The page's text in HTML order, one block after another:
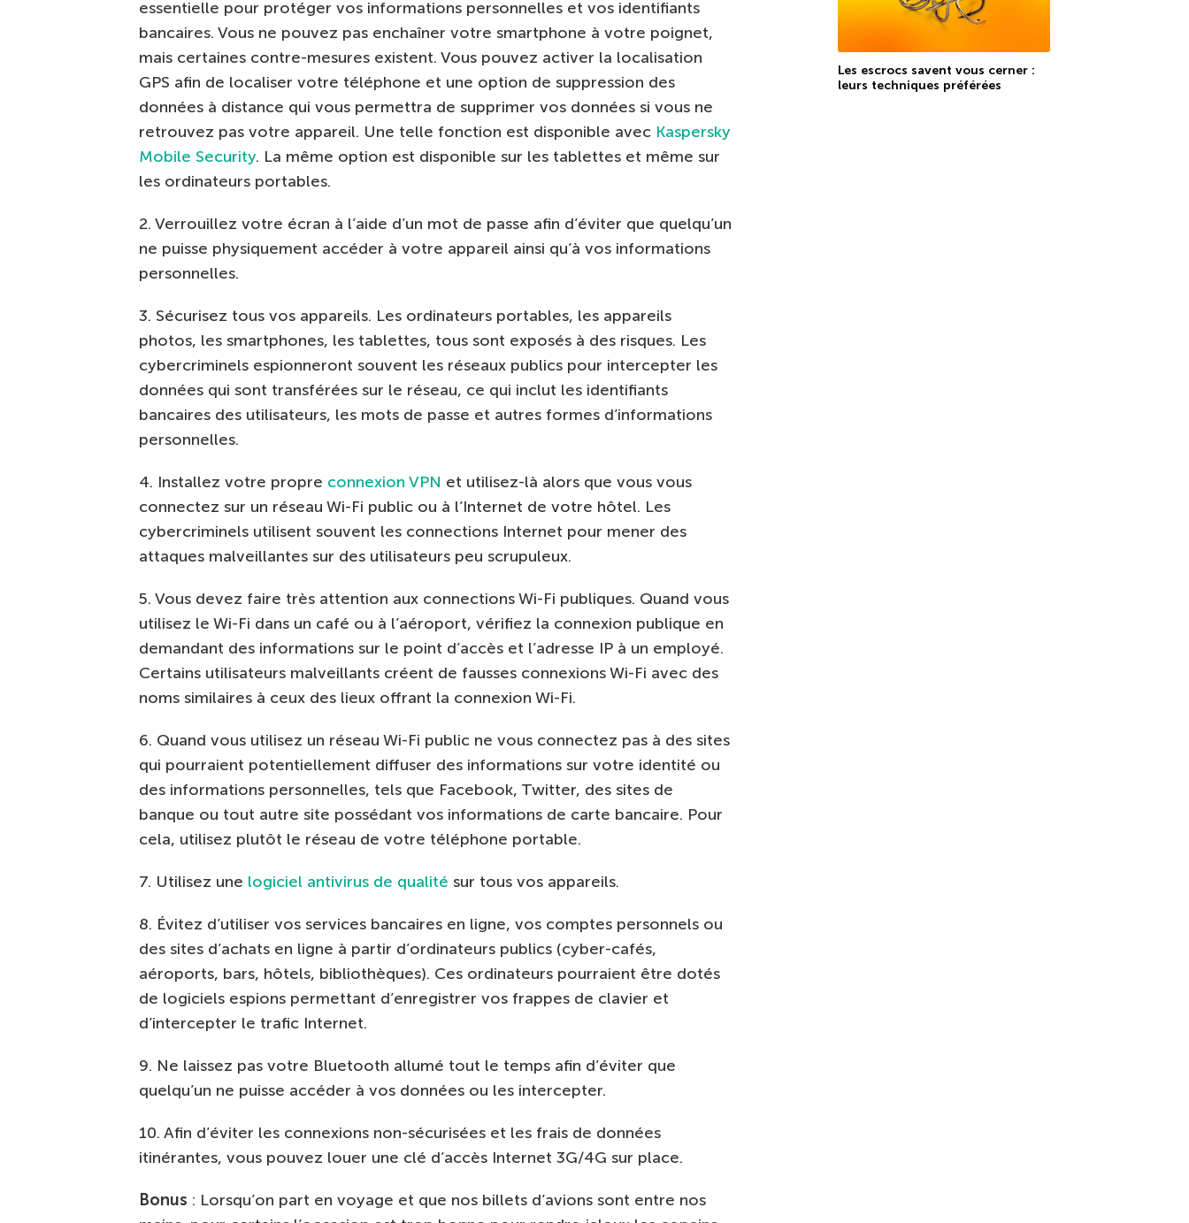
essentielle pour protéger vos informations personnelles et vos identifiants
bancaires. Vous ne pouvez pas enchaîner votre smartphone à votre poignet,
mais certaines contre-mesures existent. Vous pouvez activer la localisation
GPS afin de localiser votre téléphone et une option de suppression des
données à distance qui vous permettra de supprimer vos données si vous ne
retrouvez pas votre appareil. Une telle fonction est disponible avec Kaspersky
Mobile Security. La même option est disponible sur les tablettes et même sur
les ordinateurs portables.
2. Verrouillez votre écran à l’aide d’un mot de passe afin d’éviter que quelqu’un
ne puisse physiquement accéder à votre appareil ainsi qu’à vos informations
personnelles.
3. Sécurisez tous vos appareils. Les ordinateurs portables, les appareils
photos, les smartphones, les tablettes, tous sont exposés à des risques. Les
cybercriminels espionneront souvent les réseaux publics pour intercepter les
données qui sont transférées sur le réseau, ce qui inclut les identifiants
bancaires des utilisateurs, les mots de passe et autres formes d’informations
personnelles.
4. Installez votre propre connexion VPN et utilisez-là alors que vous vous
connectez sur un réseau Wi-Fi public ou à l’Internet de votre hôtel. Les
cybercriminels utilisent souvent les connections Internet pour mener des
attaques malveillantes sur des utilisateurs peu scrupuleux.
5. Vous devez faire très attention aux connections Wi-Fi publiques. Quand vous
utilisez le Wi-Fi dans un café ou à l’aéroport, vérifiez la connexion publique en
demandant des informations sur le point d’accès et l’adresse IP à un employé.
Certains utilisateurs malveillants créent de fausses connexions Wi-Fi avec des
noms similaires à ceux des lieux offrant la connexion Wi-Fi.
6. Quand vous utilisez un réseau Wi-Fi public ne vous connectez pas à des sites
qui pourraient potentiellement diffuser des informations sur votre identité ou
des informations personnelles, tels que Facebook, Twitter, des sites de
banque ou tout autre site possédant vos informations de carte bancaire. Pour
cela, utilisez plutôt le réseau de votre téléphone portable.
7. Utilisez une logiciel antivirus de qualité sur tous vos appareils.
8. Évitez d’utiliser vos services bancaires en ligne, vos comptes personnels ou
des sites d’achats en ligne à partir d’ordinateurs publics (cyber-cafés,
aéroports, bars, hôtels, bibliothèques). Ces ordinateurs pourraient être dotés
de logiciels espions permettant d’enregistrer vos frappes de clavier et
d’intercepter le trafic Internet.
9. Ne laissez pas votre Bluetooth allumé tout le temps afin d’éviter que
quelqu’un ne puisse accéder à vos données ou les intercepter.
10. Afin d’éviter les connexions non-sécurisées et les frais de données
itinérantes, vous pouvez louer une clé d’accès Internet 3G/4G sur place.
Bonus : Lorsqu’on part en voyage et que nos billets d’avions sont entre nos
Les escrocs savent vous cerner :
leurs techniques préférées